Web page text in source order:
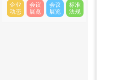
企业
动态
会议
展览
会议
展览
标准
法规